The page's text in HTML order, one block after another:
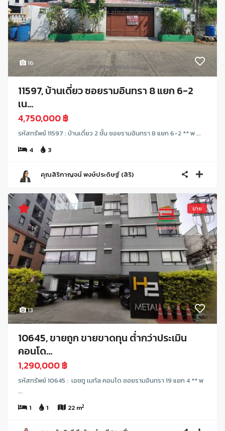
16
11597, บ้านเดี่ยว ซอยรามอินทรา 8 แยก 6-2
เน...
4,750,000 ฿
รหัสทรัพย์ 11597 : บ้านเดี่ยว 2 ชั้น ซอยรามอินทรา 8 แยก 6-2 ** พ ...
4
3
คุณสิริกาญจน์ พงษ์ประดิษฐ์ (สิริ)
13
ขาย
10645, ขายถูก ขายขาดทุน ต่ำกว่าประเมิน
คอนโด...
1,290,000 ฿
รหัสทรัพย์ 10645 : เอชทู เมทัล คอนโด ซอยรามอินทรา 19 แยก 4 ** พ
...
1
1 22 m2